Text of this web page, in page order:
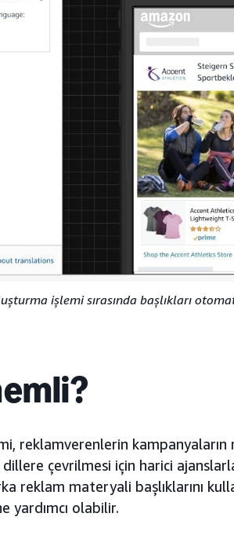
işlemi sırasında başlıkları
reklamverenlerin
çevrilmesi için harici
reklam materyali başlıklarını
yardımcı olabilir.